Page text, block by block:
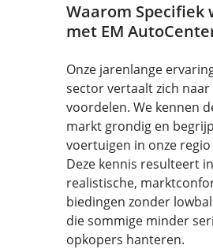
Waarom Specifiek
met EM
Onze jarenlange
sector vertaalt zich
voordelen. We kennen
markt grondig en
voertuigen in onze
Deze kennis resulteert in
realistische,
biedingen zonder
die sommige minder
opkopers hanteren.